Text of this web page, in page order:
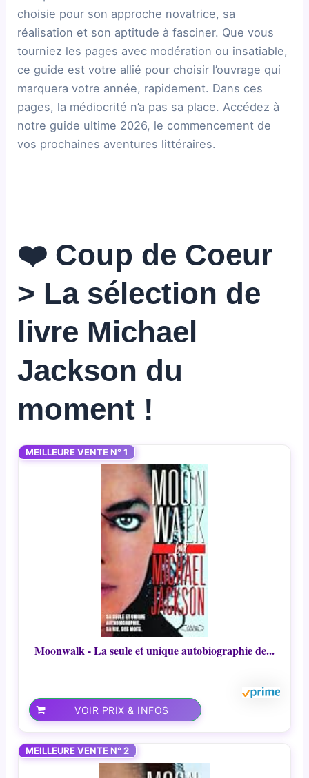
choisie pour son approche novatrice, sa
réalisation et son aptitude à fasciner. Que vous
tourniez les pages avec modération ou insatiable,
ce guide est votre allié pour choisir l’ouvrage qui
marquera votre année, rapidement. Dans ces
pages, la médiocrité n’a pas sa place. Accédez à
notre guide ultime 2026, le commencement de
vos prochaines aventures littéraires.
❤️ Coup de Coeur
> La sélection de
livre Michael
Jackson du
moment !
MEILLEURE VENTE N° 1
Moonwalk - La seule et unique autobiographie de...
VOIR PRIX & INFOS
MEILLEURE VENTE N° 2